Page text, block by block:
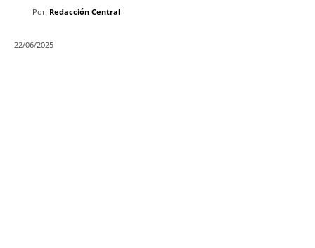
Por: Redacción Central
22/06/2025